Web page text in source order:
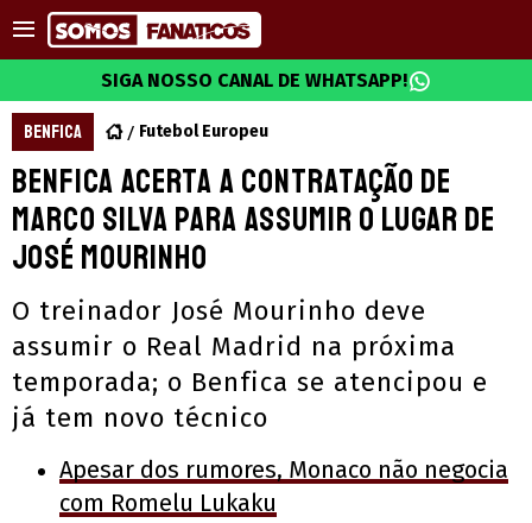
SIGA NOSSO CANAL DE WHATSAPP!
BENFICA Futebol Europeu
Benfica acerta a contratação de
Marco Silva para assumir o lugar de
José Mourinho
O treinador José Mourinho deve
assumir o Real Madrid na próxima
temporada; o Benfica se atencipou e
já tem novo técnico
Apesar dos rumores, Monaco não negocia
com Romelu Lukaku